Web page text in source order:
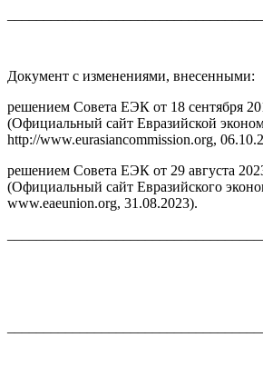
Документ с изменениями, внесенными:
решением Совета ЕЭК от 18 сентября
(Официальный сайт Евразийской
http://www.eurasiancommission.org,
решением Совета ЕЭК от 29 августа
(Официальный сайт Евразийского
www.eaeunion.org, 31.08.2023).